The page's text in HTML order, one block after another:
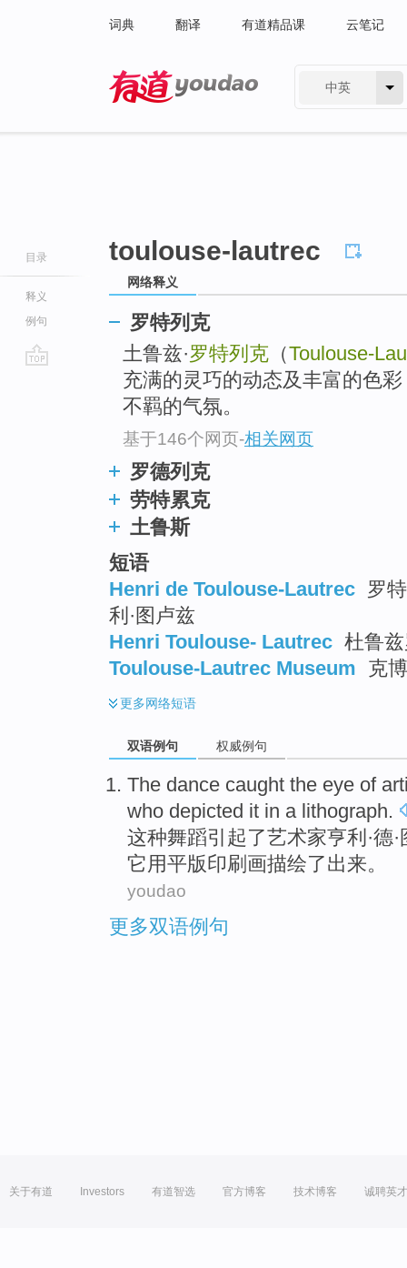
词典 翻译 有道精品课 云笔记
中英
目录
释义
例句
toulouse-lautrec
网络释义
罗特列克
土鲁兹·罗特列克 （Toulouse-
充满的灵巧的动态及丰富的色
不羁的气氛。
基于146个网页-相关网页
罗德列克
劳特累克
土鲁斯
短语
Henri de Toulouse-Lautrec 罗
利·图卢兹
Henri Toulouse- Lautrec 杜鲁
Toulouse-Lautrec Museum 克
更多网络短语
双语例句 权威例句
The dance caught the eye of
who depicted it in a lithograph.
这种舞蹈引起了艺术家亨利 ·德·
它用平版印刷画描绘了出来。
youdao
更多双语例句
关于有道 Investors 有道智选 官方博客 技术博客 诚聘英才